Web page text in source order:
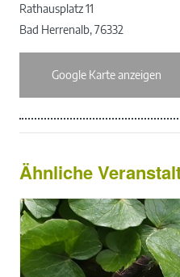
Rathausplatz 11
Bad Herrenalb,76332
Google Karte anzeigen
Ähnliche